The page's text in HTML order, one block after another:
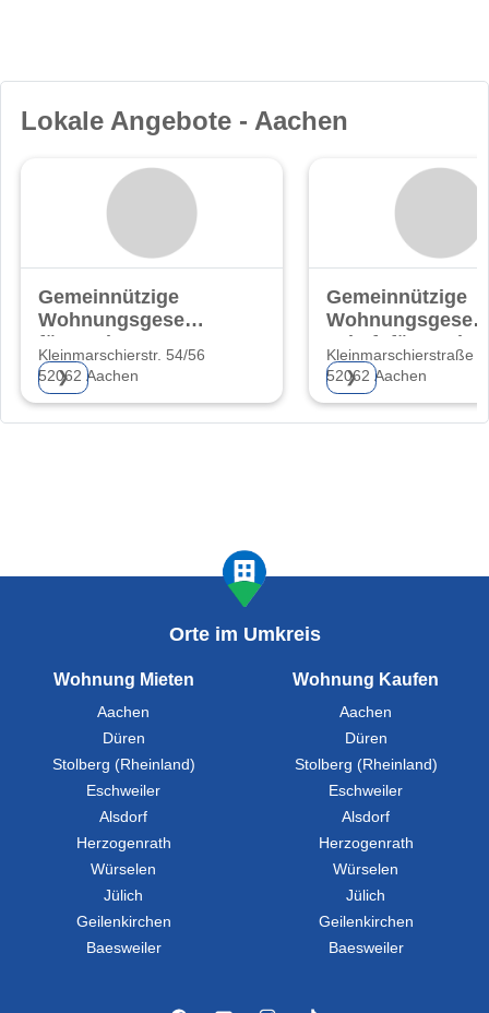
Lokale Angebote - Aachen
Gemeinnützige
Wohnungsgesellschaft
für Aachen AG
Kleinmarschierstr. 54/56
52062 Aachen
❯
Gemeinnützige
Wohnungsgesell-
schaft für
AG
Kleinmarschierstraße
52062 Aachen
❯
Orte im Umkreis
Wohnung Mieten
Aachen
Düren
Stolberg (Rheinland)
Eschweiler
Alsdorf
Herzogenrath
Würselen
Jülich
Geilenkirchen
Baesweiler
Wohnung Kaufen
Aachen
Düren
Stolberg (Rheinland)
Eschweiler
Alsdorf
Herzogenrath
Würselen
Jülich
Geilenkirchen
Baesweiler